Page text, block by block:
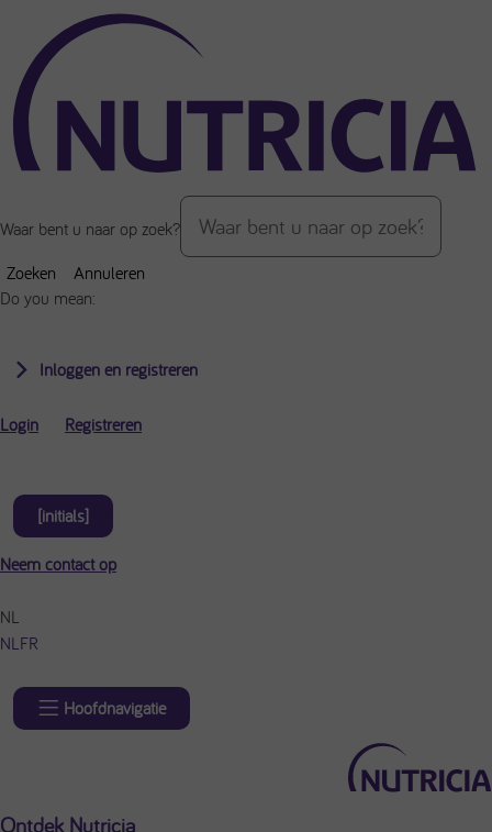
Over de inhoud van de pagina
Waar bent u naar op zoek?
Zoeken
Annuleren
Do you mean:
Inloggen en registreren
Login Registreren
[initials]
Neem contact op
NL
NLFR
Hoofdnavigatie
Ontdek Nutricia